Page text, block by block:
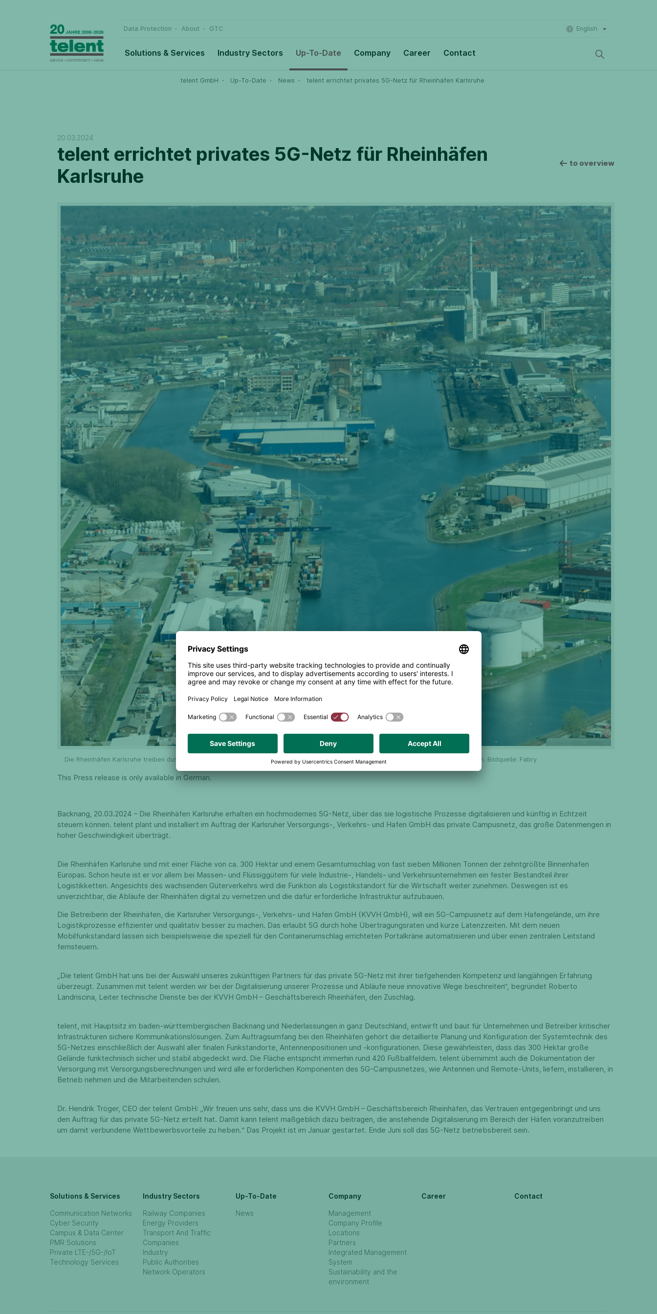
Data Protection About GTC English
Solutions & Services Industry Sectors Up-To-Date Company Career Contact
telent GmbH Up-To-Date News telent errichtet privates 5G-Netz für Rheinhäfen Karlsruhe
20.03.2024
telent errichtet privates 5G-Netz für Rheinhäfen
Karlsruhe
to overview
Die Rheinhäfen Karlsruhe treiben durch den Aufbau eines hochmodernen 5G-Campusnetzes die Digitalisierung ihrer Logistikabläufe voran. Bildquelle: Fabry
This Press release is only available in German.
Backnang, 20.03.2024 – Die Rheinhäfen Karlsruhe erhalten ein hochmodernes 5G-Netz, über das sie logistische Prozesse digitalisieren und künftig in Echtzeit
steuern können. telent plant und installiert im Auftrag der Karlsruher Versorgungs-, Verkehrs- und Hafen GmbH das private Campusnetz, das große Datenmengen in
hoher Geschwindigkeit überträgt.
Die Rheinhäfen Karlsruhe sind mit einer Fläche von ca. 300 Hektar und einem Gesamtumschlag von fast sieben Millionen Tonnen der zehntgrößte Binnenhafen
Europas. Schon heute ist er vor allem bei Massen- und Flüssiggütern für viele Industrie-, Handels- und Verkehrsunternehmen ein fester Bestandteil ihrer
Logistikketten. Angesichts des wachsenden Güterverkehrs wird die Funktion als Logistikstandort für die Wirtschaft weiter zunehmen. Deswegen ist es
unverzichtbar, die Abläufe der Rheinhäfen digital zu vernetzen und die dafür erforderliche Infrastruktur aufzubauen.
Die Betreiberin der Rheinhäfen, die Karlsruher Versorgungs-, Verkehrs- und Hafen GmbH (KVVH GmbH), will ein 5G-Campusnetz auf dem Hafengelände, um ihre
Logistikprozesse effizienter und qualitativ besser zu machen. Das erlaubt 5G durch hohe Übertragungsraten und kurze Latenzzeiten. Mit dem neuen
Mobilfunkstandard lassen sich beispielsweise die speziell für den Containerumschlag errichteten Portalkräne automatisieren und über einen zentralen Leitstand
fernsteuern.
„Die telent GmbH hat uns bei der Auswahl unseres zukünftigen Partners für das private 5G-Netz mit ihrer tiefgehenden Kompetenz und langjährigen Erfahrung
überzeugt. Zusammen mit telent werden wir bei der Digitalisierung unserer Prozesse und Abläufe neue innovative Wege beschreiten“, begründet Roberto
Landriscina, Leiter technische Dienste bei der KVVH GmbH – Geschäftsbereich Rheinhäfen, den Zuschlag.
telent, mit Hauptsitz im baden-württembergischen Backnang und Niederlassungen in ganz Deutschland, entwirft und baut für Unternehmen und Betreiber kritischer
Infrastrukturen sichere Kommunikationslösungen. Zum Auftragsumfang bei den Rheinhäfen gehört die detaillierte Planung und Konfiguration der Systemtechnik des
5G-Netzes einschließlich der Auswahl aller finalen Funkstandorte, Antennenpositionen und -konfigurationen. Diese gewährleisten, dass das 300 Hektar große
Gelände funktechnisch sicher und stabil abgedeckt wird. Die Fläche entspricht immerhin rund 420 Fußballfeldern. telent übernimmt auch die Dokumentation der
Versorgung mit Versorgungsberechnungen und wird alle erforderlichen Komponenten des 5G-Campusnetzes, wie Antennen und Remote-Units, liefern, installieren, in
Betrieb nehmen und die Mitarbeitenden schulen.
Dr. Hendrik Tröger, CEO der telent GmbH: „Wir freuen uns sehr, dass uns die KVVH GmbH – Geschäftsbereich Rheinhäfen, das Vertrauen entgegenbringt und uns
den Auftrag für das private 5G-Netz erteilt hat. Damit kann telent maßgeblich dazu beitragen, die anstehende Digitalisierung im Bereich der Häfen voranzutreiben
um damit verbundene Wettbewerbsvorteile zu heben.“ Das Projekt ist im Januar gestartet. Ende Juni soll das 5G-Netz betriebsbereit sein.
Solutions & Services
Communication Networks
Cyber Security
Campus & Data Center
PMR Solutions
Private LTE-/5G-/IoT
Technology Services
Industry Sectors
Railway Companies
Energy Providers
Transport And Traffic
Companies
Industry
Public Authorities
Network Operators
Up-To-Date
News
Company
Management
Company Profile
Locations
Partners
Integrated Management
System
Sustainability and the
environment
Career Contact